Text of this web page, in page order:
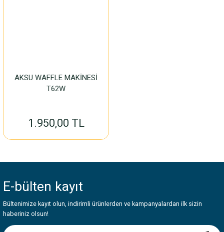
AKSU WAFFLE MAKİNESİ
T62W
1.950,00 TL
E-bülten kayıt
Bültenimize kayıt olun, indirimli ürünlerden ve kampanyalardan ilk sizin
haberiniz olsun!